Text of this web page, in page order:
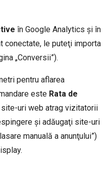
în Google Analytics şi în
conectate, le puteţi importa
„Conversii”).
pentru aflarea
este Rata de
uri web atrag vizitatorii
şi adăugaţi site-uri
manuală a anunţului”)